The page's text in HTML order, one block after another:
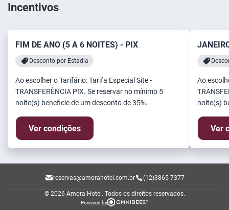
Incentivos
FIM DE ANO (5 A 6 NOITES) - PIX
Desconto por Estadia
Ao escolher o Tarifário: Tarifa Especial Site -
TRANSFERÊNCIA PIX. Se reservar no mínimo 5
noite(s) beneficie de um desconto de 35%.
Ver condições
Ao
noite(s)
Ver
reservas@amorahotel.com.br (12)3865-7377
© 2026 Amora Hotel. Todos os direitos reservados.
Powered by